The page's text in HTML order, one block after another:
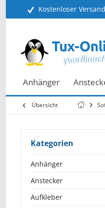
Kostenloser
Anhänger
Übersicht
Kategorien
Anhänger
Anstecker
Aufkleber